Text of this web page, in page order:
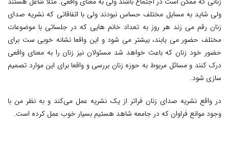
ولی شاید به مسایل مختلف حساس نبودند ولی با اتفاقاتی که نشریه صدای
زنان رقم می زند هر روز به تعداد خانم هایی که در جلساتی با موضوعات
مختلف حضور می یابند، بیشتر می شود و این واقعا نشانه خوبی ست برای
حضور خود زنان که باعث خواهد شد مسئولان نیز زنان را به معنای واقعی
درک کنند و مسائل مربوط به حوزه زنان بررسی و واقعا برای این موارد تصمیم
سازی شود.
در واقع نشریه صدای زنان فراتر از یک نشریه عمل می‌کند و به نظر من با
وجود موانع فراوان که در جامعه شاهد هستیم بسیار خوب عمل کرده است.